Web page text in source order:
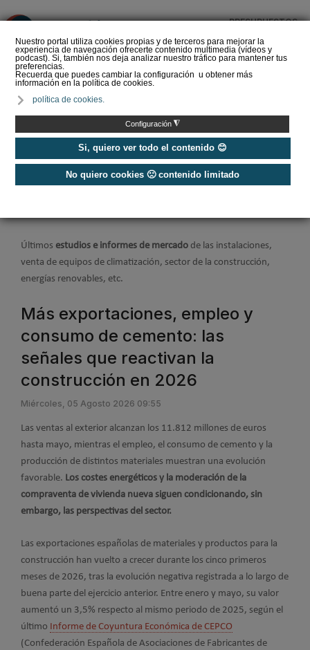
Nuestro portal utiliza cookies propias y de terceros para mejorar la
experiencia de navegación ofrecerte contenido multimedia (vídeos y
podcast). Si, también nos deja analizar nuestro tráfico para mantener tus
preferencias.
Recuerda que puedes cambiar la configuración u obtener más
información en la política de cookies.
política de cookies.
Configuración ◮
Si, quiero ver todo el contenido 😊
No quiero cookies 🙁 contenido limitado
PRESUPUESTOS
del Amperio (Episodio 3)
Noticias / Información de mercado
Últimos estudios e informes de mercado de las instalaciones,
venta de equipos de climatización, sector de la construcción,
energías renovables, etc.
Más exportaciones, empleo y
consumo de cemento: las
señales que reactivan la
construcción en 2026
Miércoles, 05 Agosto 2026 09:55
Las ventas al exterior alcanzan los 11.812 millones de euros
hasta mayo, mientras el empleo, el consumo de cemento y la
producción de distintos materiales muestran una evolución
favorable. Los costes energéticos y la moderación de la
compraventa de vivienda nueva siguen condicionando, sin
embargo, las perspectivas del sector.
Las exportaciones españolas de materiales y productos para la
construcción han vuelto a crecer durante los cinco primeros
meses de 2026, tras la evolución negativa registrada a lo largo de
buena parte del ejercicio anterior. Entre enero y mayo, su valor
aumentó un 3,5% respecto al mismo periodo de 2025, según el
último Informe de Coyuntura Económica de CEPCO
(Confederación Española de Asociaciones de Fabricantes de